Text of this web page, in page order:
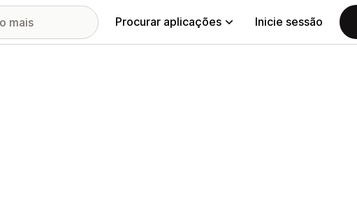
Procurar aplicações Inicie sessão